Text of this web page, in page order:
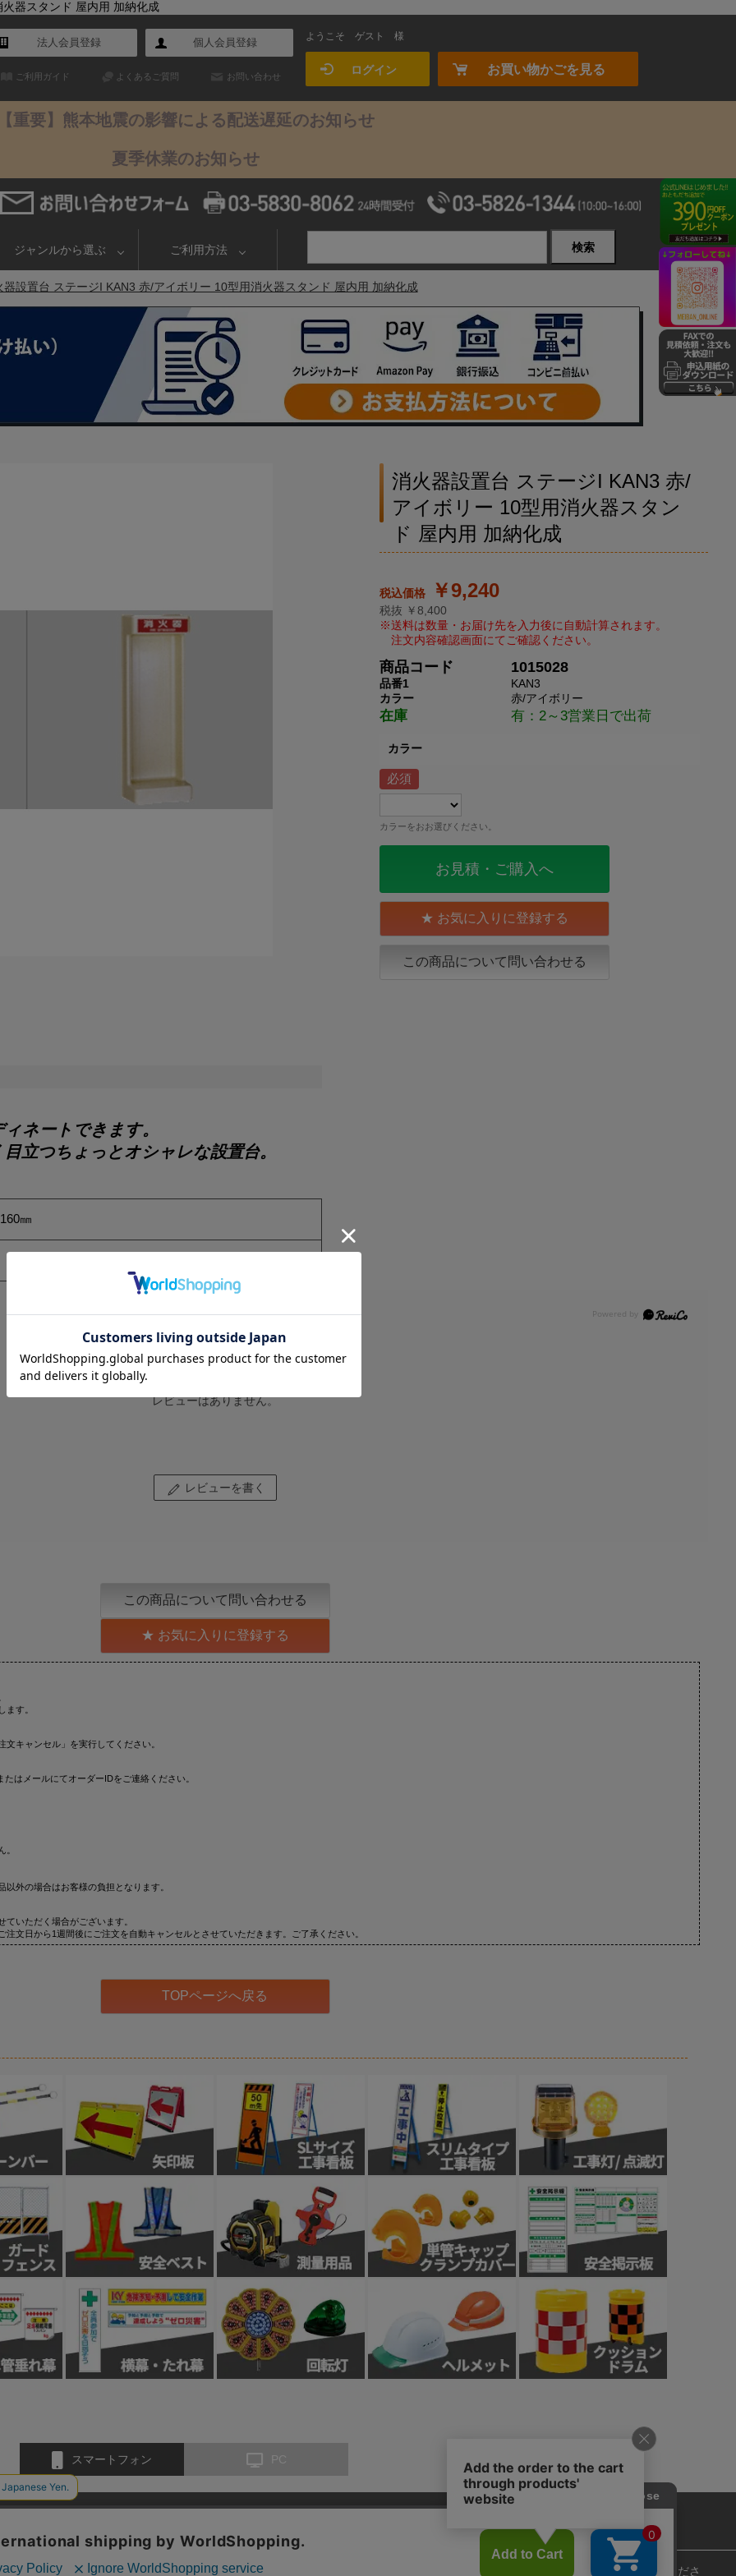
器スタンド 屋内用 加納化成
法人会員登録 個人会員登録
ご利用ガイド よくあるご質問 お問い合わせ
ようこそ ゲスト 様
ログイン お買い物かごを見る
重要】熊本地震の影響による配送遅延のお知らせ
夏季休業のお知らせ
ジャンルから選ぶ ご利用方法 検索
器設置台 ステージI KAN3 赤/アイボリー 10型用消火器スタンド 屋内用 加納化成
ネートできます。
立つちょっとオシャレな設置台。
㎜
消火器設置台 ステージI KAN3 赤/
アイボリー 10型用消火器スタン
ド 屋内用 加納化成
￥9,240
税抜 ￥8,400
商品コード 1015028
品番1
KAN3
カラー
赤/アイボリー
在庫 有：2～3営業日で出荷
カラー
カラーをおお選びください。
お見積・ご購入へ
この商品について問い合わせる
お気に入りに登録する
レビューはありません。
レビューを書く
この商品について問い合わせる
お気に入りに登録する
す。
キャンセル」を実行してください。
はメールにてオーダーIDをご連絡ください。
。
外の場合はお客様の負担となります。
いただく場合がございます。
文日から1週間後にご注文を自動キャンセルとさせていただきます。ご了承ください。
TOPページへ戻る
スマートフォン PC
ため、クッキー(Cookie)を使用しています。サイトのクッキー(Cookie)の使用に関しては、「 プライバシーポリシー 」をお読みくださ